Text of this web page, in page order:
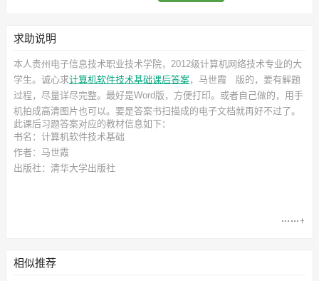
求助说明
本人贵州电子信息技术职业技术学院，2012级计算机网络技术专业的大
学生。诚心求计算机软件技术基础课后答案，马世霞 版的，要有解题
过程，尽量详尽完整。最好是Word版，方便打印。或者自己做的，用手
机拍成高清图片也可以。要是答案书扫描成的电子文档就再好不过了。
此课后习题答案对应的教材信息如下：
书名：计算机软件技术基础
作者：马世霞
出版社：清华大学出版社
相似推荐